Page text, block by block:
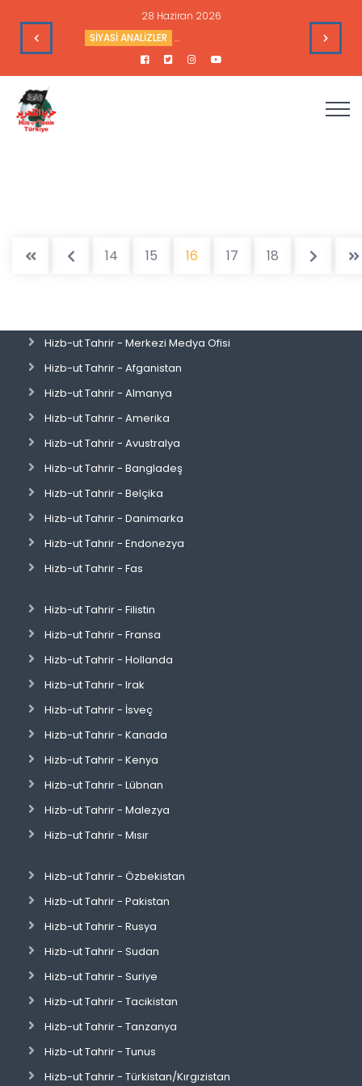
28 Haziran 2026
Toplantısı - 9 Haziran 2026
SİYASİ ANALİZLER Sudan’daki Durum ve Amerika’nın
14 15 16 17 18
Hizb-ut Tahrir - Merkezi Medya Ofisi
Hizb-ut Tahrir - Afganistan
Hizb-ut Tahrir - Almanya
Hizb-ut Tahrir - Amerika
Hizb-ut Tahrir - Avustralya
Hizb-ut Tahrir - Bangladeş
Hizb-ut Tahrir - Belçika
Hizb-ut Tahrir - Danimarka
Hizb-ut Tahrir - Endonezya
Hizb-ut Tahrir - Fas
Hizb-ut Tahrir - Filistin
Hizb-ut Tahrir - Fransa
Hizb-ut Tahrir - Hollanda
Hizb-ut Tahrir - Irak
Hizb-ut Tahrir - İsveç
Hizb-ut Tahrir - Kanada
Hizb-ut Tahrir - Kenya
Hizb-ut Tahrir - Lübnan
Hizb-ut Tahrir - Malezya
Hizb-ut Tahrir - Mısır
Hizb-ut Tahrir - Özbekistan
Hizb-ut Tahrir - Pakistan
Hizb-ut Tahrir - Rusya
Hizb-ut Tahrir - Sudan
Hizb-ut Tahrir - Suriye
Hizb-ut Tahrir - Tacikistan
Hizb-ut Tahrir - Tanzanya
Hizb-ut Tahrir - Tunus
Hizb-ut Tahrir - Türkistan/Kırgızistan